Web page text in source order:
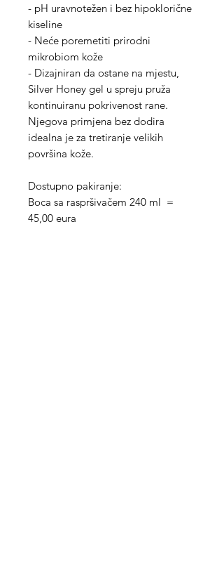
- pH uravnotežen i bez hipoklorične
kiseline
- Neće poremetiti prirodni
mikrobiom kože
- Dizajniran da ostane na mjestu,
Silver Honey gel u spreju pruža
kontinuiranu pokrivenost rane.
Njegova primjena bez dodira
idealna je za tretiranje velikih
površina kože.
Dostupno pakiranje:
Boca sa raspršivačem 240 ml =
45,00 eura